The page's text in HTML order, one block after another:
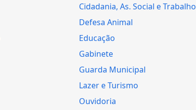
Cidadania, As. Social e Trabalho
Defesa Animal
Educação
Gabinete
Guarda Municipal
Lazer e Turismo
Ouvidoria